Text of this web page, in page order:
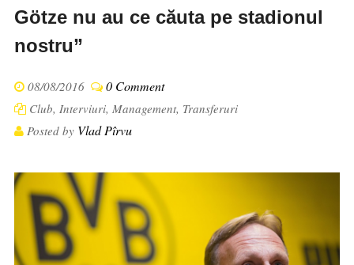
Götze nu au ce căuta pe stadionul
nostru”
08/08/2016 0 Comment
Club, Interviuri, Management, Transferuri
Posted by Vlad Pîrvu